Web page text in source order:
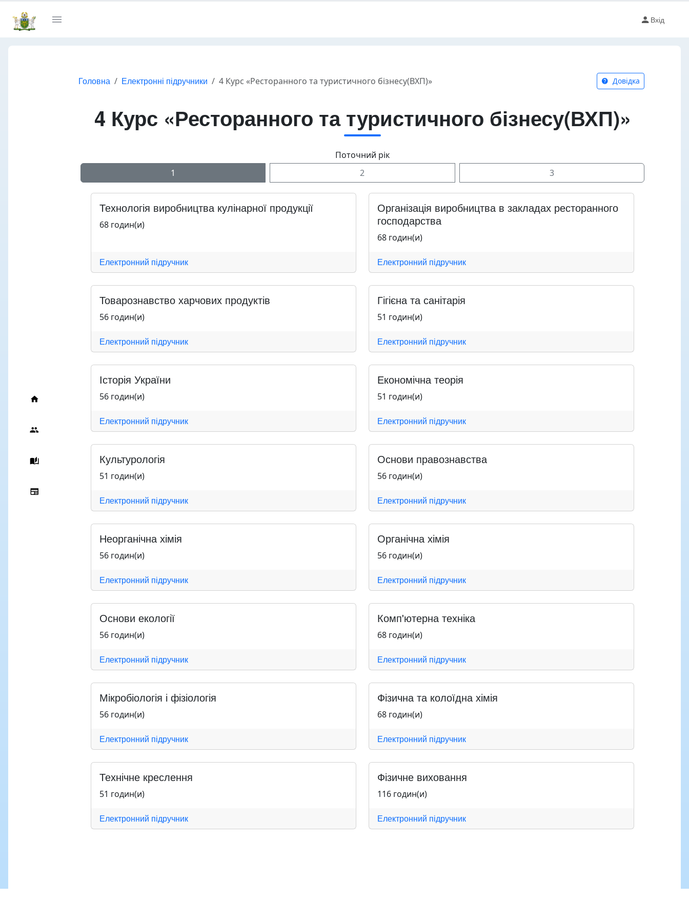
Вхід
Головна Електронні підручники 4 Курс «Ресторанного та туристичного бізнесу(ВХП)» Довідка
4 Курс «Ресторанного та туристичного бізнесу(ВХП)»
Поточний рік
1
2 3
Технологія виробництва кулінарної продукції
68 годин(и)
Електронний підручник
Організація виробництва в закладах ресторанного
господарства
68 годин(и)
Електронний підручник
Товарознавство харчових продуктів
56 годин(и)
Електронний підручник
Гігієна та санітарія
51 годин(и)
Електронний підручник
Історія України
56 годин(и)
Електронний підручник
Економічна теорія
51 годин(и)
Електронний підручник
Культурологія
51 годин(и)
Електронний підручник
Основи правознавства
56 годин(и)
Електронний підручник
Неорганічна хімія
56 годин(и)
Електронний підручник
Органічна хімія
56 годин(и)
Електронний підручник
Основи екології
56 годин(и)
Електронний підручник
Комп'ютерна техніка
68 годин(и)
Електронний підручник
Мікробіологія і фізіологія
56 годин(и)
Електронний підручник
Фізична та колоїдна хімія
68 годин(и)
Електронний підручник
Технічне креслення
51 годин(и)
Електронний підручник
Фізичне виховання
116 годин(и)
Електронний підручник